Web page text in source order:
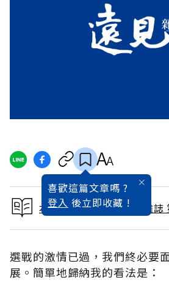
喜歡這篇文章嗎 ?
登入 後立即收藏 !
本文出自 1996 / 5月號雜誌
選戰的激情已過，我們終必要
展。簡單地歸納我的看法是：